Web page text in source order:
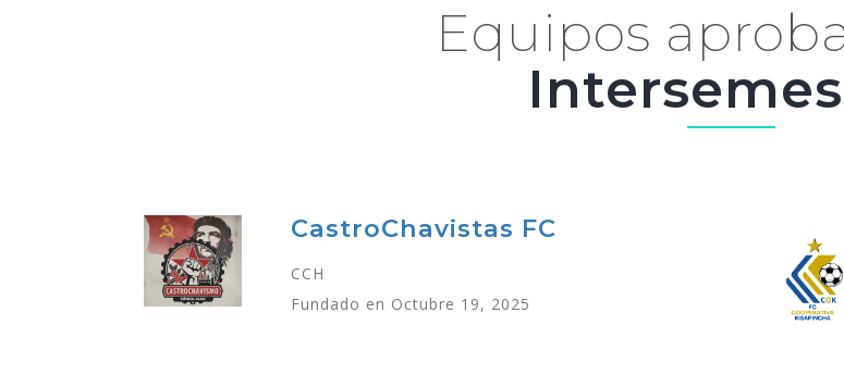
Equipos
CastroChavistas FC
CCH
Fundado en Octubre 19, 2025